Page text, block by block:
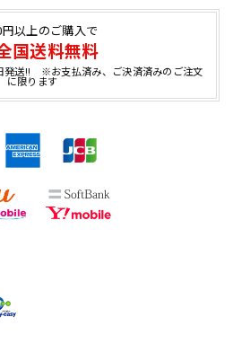
円以上のご購入で
国送料無料
発送!! ※お支払済み、ご決済済みのご注文
に限ります